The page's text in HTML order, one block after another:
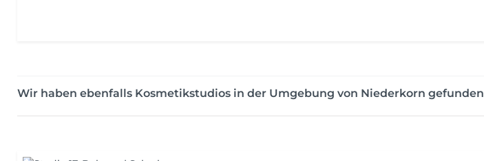
Wir haben ebenfalls Kosmetikstudios in der Umgebung von Niederkorn gefunden